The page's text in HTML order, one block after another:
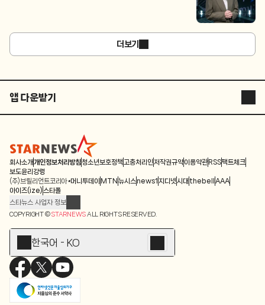
더보기
앱 다운받기
STARPOLL
회사소개 개인정보처리방침청소년보호정책 고충처리인저작권규약이용약관 RSS팩트체크
보도윤리강령
(주)브릴리언트코리아 머니투데이 MTN 뉴시스news1 지디넷시대 thebell AAA
아이즈(ize) 스타폴
스타뉴스 사업자 정보
주소: 서울시 종로구 청계천로 11(서린동, 청계한국빌딩)
청소년 보호책임자: 문완식
등록번호:서울 아01055
등록일:2009.12.10
제호:스타뉴스
발행일:2009.12.10
전화번호: 02-767-6843ㆍ02-724-0985
COPYRIGHT ©STARNEWSALL RIGHTS RESERVED.
한국어 - KO